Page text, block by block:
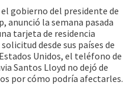
gobierno del presidente de
anunció la semana pasada
tarjeta de residencia
desde sus países de
Unidos, el teléfono de
Santos Lloyd no dejó de
por cómo podría afectarles.